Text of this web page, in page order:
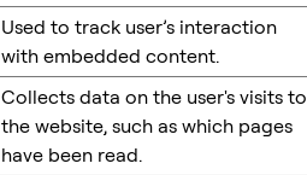
Used to track user’s interaction
with embedded content.
Collects data on the user's visits to
the website, such as which pages
have been read.